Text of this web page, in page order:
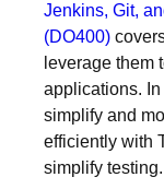
Jenkins, Git,
(DO400)
leverage them
applications.
simplify and
efficiently with
simplify testing.